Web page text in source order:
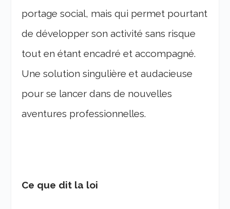
portage social, mais qui permet pourtant
de développer son activité sans risque
tout en étant encadré et accompagné.
Une solution singulière et audacieuse
pour se lancer dans de nouvelles
aventures professionnelles.
Ce que dit la loi